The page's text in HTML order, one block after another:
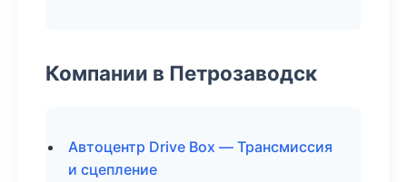
Компании в Петрозаводск
Автоцентр Drive Box — Трансмиссия
и сцепление